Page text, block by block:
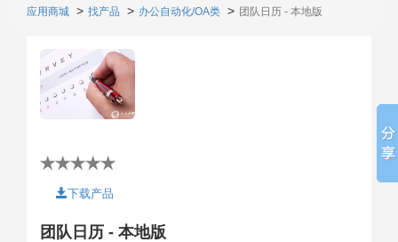
应用商城 找产品 办公自动化/OA类 团队日历 - 本地版
下载产品
团队日历 - 本地版